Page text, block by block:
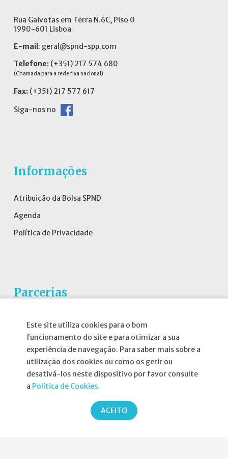
Este site utiliza cookies para o bom
funcionamento do site e para otimizar a sua
experiência de navegação. Para saber mais sobre a
utilização dos cookies ou como os gerir ou
desativá-los neste dispositivo por favor consulte
a Política de Cookies.
ACEITO
Rua Gaivotas em Terra N.6C, Piso 0
1990-601 Lisboa
E-mail : geral@spnd-spp.com
Telefone: (+351) 217 574 680
(Chamada para a rede fixa nacional)
Fax: (+351) 217 577 617
Siga-nos no
Informações
Atribuição da Bolsa SPND
Agenda
Política de Privacidade
Parcerias